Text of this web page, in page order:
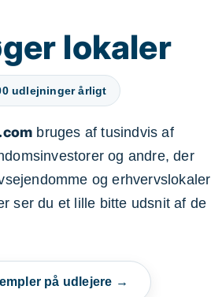
lokaler
udlejninger årligt
bruges af tusindvis af
og andre, der
og erhvervslokaler
ser du et lille bitte udsnit af de
på udlejere →